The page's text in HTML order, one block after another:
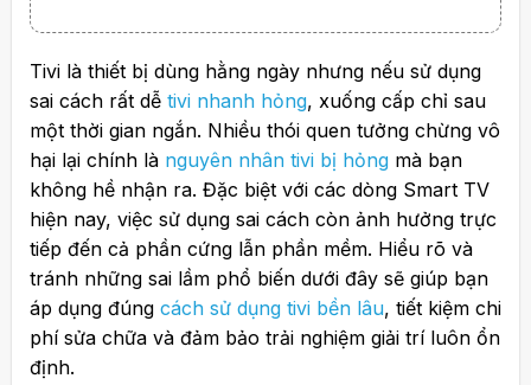
Tivi là thiết bị dùng hằng ngày nhưng nếu sử dụng
sai cách rất dễ tivi nhanh hỏng, xuống cấp chỉ sau
một thời gian ngắn. Nhiều thói quen tưởng chừng vô
hại lại chính là nguyên nhân tivi bị hỏngmà bạn
không hề nhận ra. Đặc biệt với các dòng Smart TV
hiện nay, việc sử dụng sai cách còn ảnh hưởng trực
tiếp đến cả phần cứng lẫn phần mềm. Hiểu rõ và
tránh những sai lầm phổ biến dưới đây sẽ giúp bạn
áp dụng đúng cách sử dụng tivi bền lâu, tiết kiệm chi
phí sửa chữa và đảm bảo trải nghiệm giải trí luôn ổn
định.